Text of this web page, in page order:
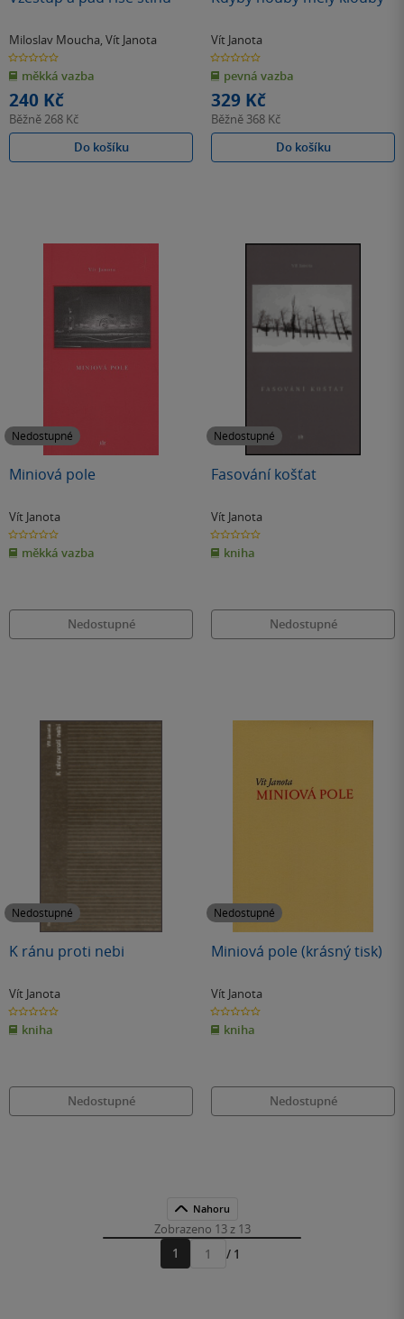
Miloslav Moucha, Vít Janota
0.0
z
5
hvězdiček
měkká vazba
240 Kč
Běžně268 Kč
Do košíku
Vít Janota
0.0
z
5
hvězdiček
pevná vazba
329 Kč
Běžně 368 Kč
Do košíku
Nedostupné
Miniová pole
Vít Janota
0.0
z
5
hvězdiček
měkká vazba
Nedostupné
Nedostupné
Fasování košťat
Vít Janota
0.0
z
5
hvězdiček
kniha
Nedostupné
Nedostupné
K ránu proti nebi
Vít Janota
0.0
z
5
hvězdiček
kniha
Nedostupné
Nedostupné
Miniová pole (krásný tisk)
Vít Janota
0.0
z
5
hvězdiček
kniha
Nedostupné
Nahoru
Zobrazeno 13 z 13
1
Přejít
/ 1